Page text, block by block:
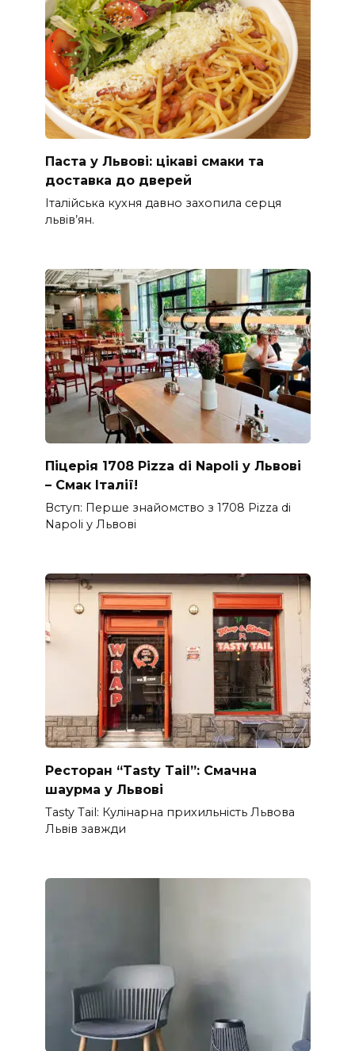
Паста у Львові: цікаві смаки та
доставка до дверей
Італійська кухня давно захопила серця
львів’ян.
Піцерія 1708 Pizza di Napoli у Львові
– Смак Італії!
Вступ: Перше знайомство з 1708 Pizza di
Napoli у Львові
Ресторан “Tasty Tail”: Смачна
шаурма у Львові
Tasty Tail: Кулінарна прихильність Львова
Львів завжди